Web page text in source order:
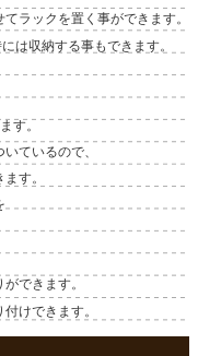
ラックを置く事ができます。
は収納する事もできます。
す。
ているので、
す。
できます。
けできます。